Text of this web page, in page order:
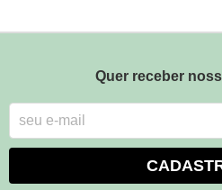
Quer receber